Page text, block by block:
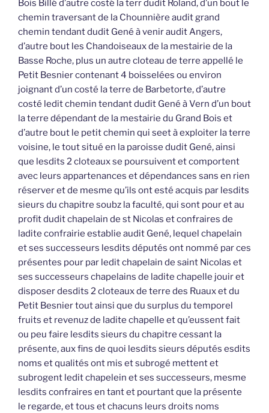
Bois Billé d’autre costé la terr dudit Roland, d’un bout le
chemin traversant de la Chounnière audit grand
chemin tendant dudit Gené à venir audit Angers,
d’autre bout les Chandoiseaux de la mestairie de la
Basse Roche, plus un autre cloteau de terre appellé le
Petit Besnier contenant 4 boisselées ou environ
joignant d’un costé la terre de Barbetorte, d’autre
costé ledit chemin tendant dudit Gené à Vern d’un bout
la terre dépendant de la mestairie du Grand Bois et
d’autre bout le petit chemin qui seet à exploiter la terre
voisine, le tout situé en la paroisse dudit Gené, ainsi
que lesdits 2 cloteaux se poursuivent et comportent
avec leurs appartenances et dépendances sans en rien
réserver et de mesme qu’ils ont esté acquis par lesdits
sieurs du chapitre soubz la faculté, qui sont pour et au
profit dudit chapelain de st Nicolas et confraires de
ladite confrairie establie audit Gené, lequel chapelain
et ses successeurs lesdits députés ont nommé par ces
présentes pour par ledit chapelain de saint Nicolas et
ses successeurs chapelains de ladite chapelle jouir et
disposer desdits 2 cloteaux de terre des Ruaux et du
Petit Besnier tout ainsi que du surplus du temporel
fruits et revenuz de ladite chapelle et qu’eussent fait
ou peu faire lesdits sieurs du chapitre cessant la
présente, aux fins de quoi lesdits sieurs députés esdits
noms et qualités ont mis et subrogé mettent et
subrogent ledit chapelein et ses successeurs, mesme
lesdits confraires en tant et pourtant que la présente
le regarde, et tous et chacuns leurs droits noms